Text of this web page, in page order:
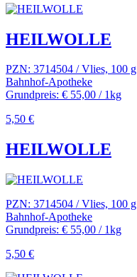
HEILWOLLE
PZN: 3714504 / Vlies, 100 g
Bahnhof-Apotheke
Grundpreis: € 55,00 / 1kg
5,50 €
HEILWOLLE
PZN: 3714504 / Vlies, 100 g
Bahnhof-Apotheke
Grundpreis: € 55,00 / 1kg
5,50 €